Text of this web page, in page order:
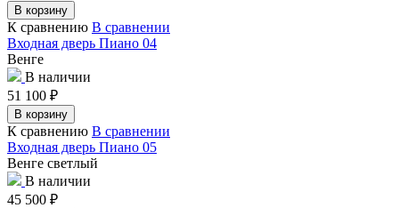
В корзину
К сравнению В сравнении
Входная дверь Пиано 04
Венге
В наличии
51 100 ₽
В корзину
К сравнению В сравнении
Входная дверь Пиано 05
Венге светлый
В наличии
45 500 ₽